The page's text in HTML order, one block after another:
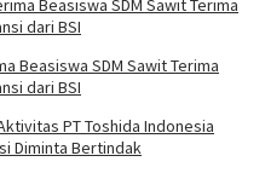
Beasiswa SDM Sawit Terima
dari BSI